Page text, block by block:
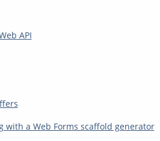
API
with a Web Forms scaffold generator